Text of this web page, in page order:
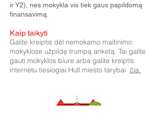
ir Y2), nes mokykla vis tiek gaus papildomą
finansavimą.
Kaip taikyti
Galite kreiptis dėl nemokamo maitinimo
mokyklose užpildę trumpą anketą. Tai galite
gauti mokyklos biure arba galite kreiptis
internetu tiesiogiai Hull miesto tarybai čia.